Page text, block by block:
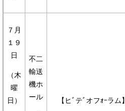
７月
１９
日
（木
曜
日）
不二
輸送
機ホ
ール
【ヒﾞテﾞオフｫｰラム】